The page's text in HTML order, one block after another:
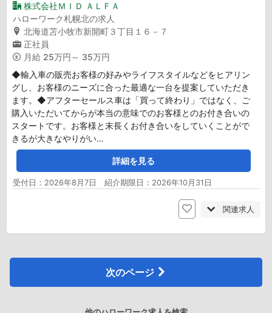
株式会社ＭＩＤ ＡＬＦＡ
ハローワーク札幌北の求人
北海道苫小牧市新開町３丁目１６－７
正社員
月給 25万円～ 35万円
◆輸入車の販売お客様の好みやライフスタイルなどをヒアリン
グし、お客様のニーズに合った最適な一台を提案していただき
ます。◆アフターセールス車は「買って終わり」ではなく、ご
購入いただいてからが本当の意味でのお客様とのお付き合いの
スタートです。お客様と末長くお付き合いをしていくことがで
きるが大きなやりがい…
詳細を見る
受付日：2026年8月7日 紹介期限日：2026年10月31日
関連求人
次のページ